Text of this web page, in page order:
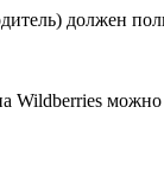
должен
можно